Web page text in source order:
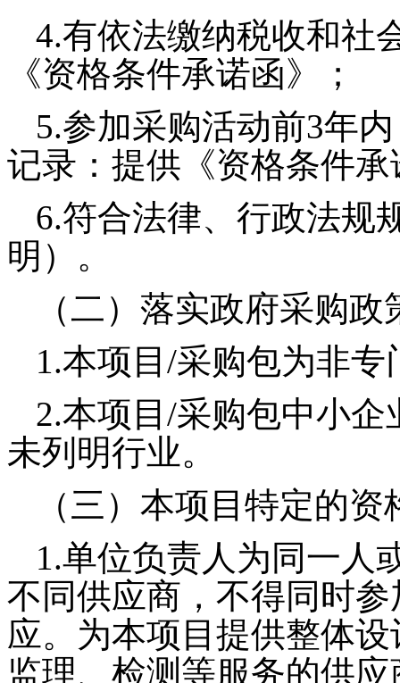
4.有依法缴纳税收和社
《资格条件承诺函》；
5.参加采购活动前3年
记录：提供《资格条件
6.符合法律、行政法规
明）。
（二）落实政府采购
1.本项目/采购包为非
2.本项目/采购包中小
未列明行业。
（三）本项目特定的资
1.单位负责人为同一人
不同供应商，不得同时
应。为本项目提供整体
监理、检测等服务的供